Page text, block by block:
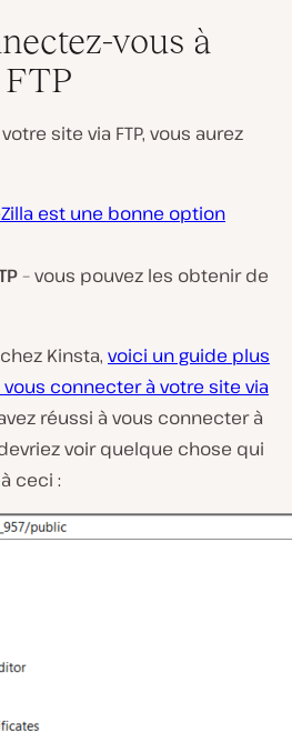
vous à
site via FTP, vous aurez
est une bonne option
– vous pouvez les obtenir de
Kinsta, voici un guide plus
connecter à votre site via
réussi à vous connecter à
voir quelque chose qui
ceci :